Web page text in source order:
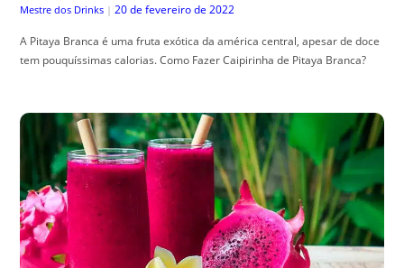
Mestre dos Drinks | 20 de fevereiro de 2022
A Pitaya Branca é uma fruta exótica da américa central, apesar de doce
tem pouquíssimas calorias. Como Fazer Caipirinha de Pitaya Branca?